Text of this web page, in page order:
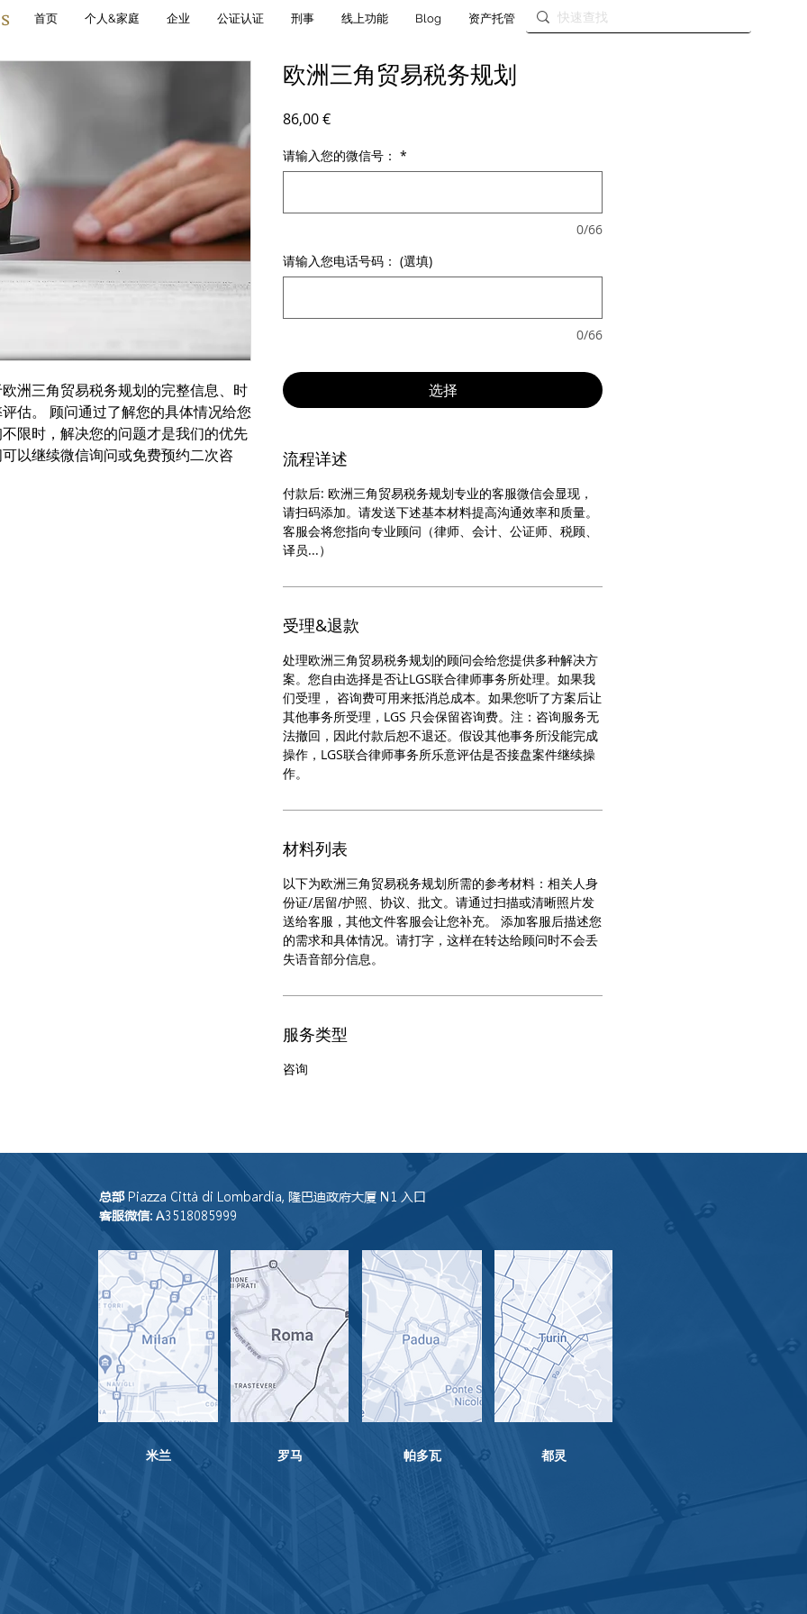
首页 个人&家庭 企业 公证认证 刑事 线上功能 Blog 资产托管
洲三角贸易税务规划的完整信息、时
估。 顾问通过了解您的具体情况给您
限时，解决您的问题才是我们的优先
以继续微信询问或免费预约二次咨
欧洲三角贸易税务规划
86,00 €價格
请输入您的微信号： *
0/66
请输入您电话号码： (選填)
0/66
选择
流程详述
付款后: 欧洲三角贸易税务规划专业的客服微信会显现，
请扫码添加。请发送下述基本材料提高沟通效率和质量。
客服会将您指向专业顾问（律师、会计、公证师、税顾、
译员...）
受理&退款
处理欧洲三角贸易税务规划的顾问会给您提供多种解决方
案。您自由选择是否让LGS联合律师事务所处理。如果我
们受理， 咨询费可用来抵消总成本。如果您听了方案后让
其他事务所受理，LGS 只会保留咨询费。注：咨询服务无
法撤回，因此付款后恕不退还。假设其他事务所没能完成
操作，LGS联合律师事务所乐意评估是否接盘案件继续操
作。
材料列表
以下为欧洲三角贸易税务规划所需的参考材料：相关人身
份证/居留/护照、协议、批文。请通过扫描或清晰照片发
送给客服，其他文件客服会让您补充。 添加客服后描述您
的需求和具体情况。请打字，这样在转达给顾问时不会丢
失语音部分信息。
服务类型
咨询
总部 Piazza Città di Lombardia, 隆巴迪政府大厦 N1 入口
客服微信: A3518085999
米兰 ​罗马 ​帕多瓦 都灵